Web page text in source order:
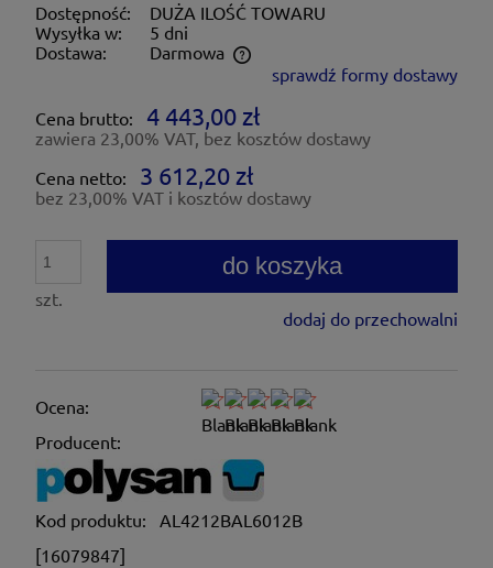
Dostępność:
DUŻA ILOŚĆ TOWARU
Wysyłka w:
5 dni
Dostawa:
Darmowa
Cena nie zawiera ewentualnych kosztów płatności
sprawdź formy dostawy
Cena brutto:
4 443,00 zł
zawiera 23,00% VAT, bez kosztów dostawy
Cena netto:
3 612,20 zł
bez 23,00% VAT i kosztów dostawy
szt.
do koszyka
dodaj do przechowalni
Ocena:
Producent:
Kod produktu:
AL4212BAL6012B
[16079847]